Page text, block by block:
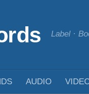
Label ·
AUDIO